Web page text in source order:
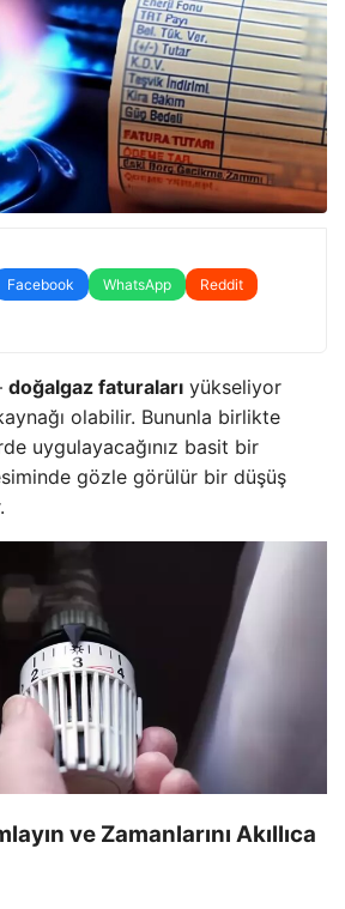
Facebook WhatsApp
Reddit
doğalgaz faturaları yükseliyor
olabilir. Bununla birlikte
uygulayacağınız basit bir
gözle görülür bir düşüş
ve Zamanlarını Akıllıca